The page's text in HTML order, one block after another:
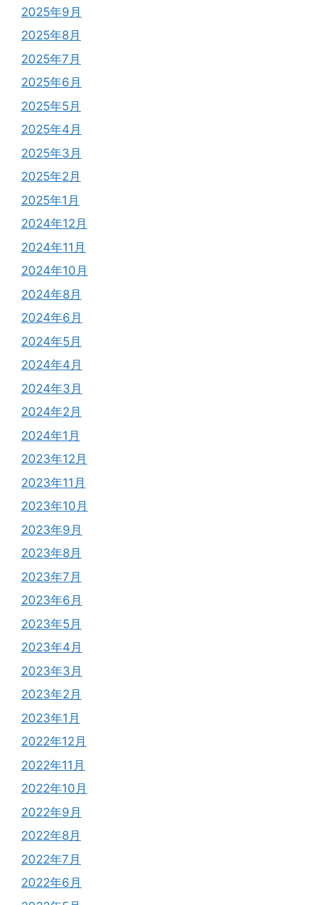
2025年9月
2025年8月
2025年7月
2025年6月
2025年5月
2025年4月
2025年3月
2025年2月
2025年1月
2024年12月
2024年11月
2024年10月
2024年8月
2024年6月
2024年5月
2024年4月
2024年3月
2024年2月
2024年1月
2023年12月
2023年11月
2023年10月
2023年9月
2023年8月
2023年7月
2023年6月
2023年5月
2023年4月
2023年3月
2023年2月
2023年1月
2022年12月
2022年11月
2022年10月
2022年9月
2022年8月
2022年7月
2022年6月